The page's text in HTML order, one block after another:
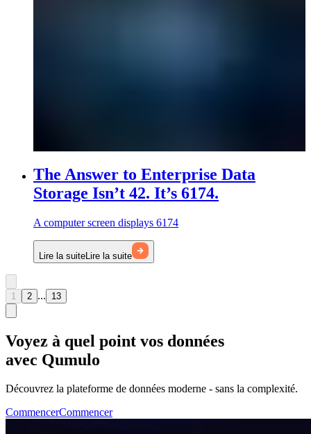
The Answer to Enterprise Data
Storage Isn’t 42. It’s 6174.
A computer screen displays 6174
Lire la suiteLire la suite
1 2 ... 13
Voyez à quel point vos données
avec Qumulo
Découvrez la plateforme de données moderne - sans la complexité.
CommencerCommencer